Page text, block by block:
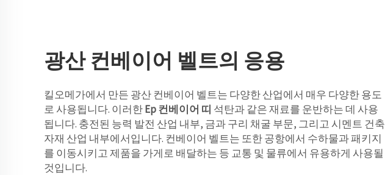
광산 컨베이어 벨트의 응용
킬오메가에서 만든 광산 컨베이어 벨트는 다양한 산업에서 매우 다양한 용도
로 사용됩니다. 이러한Ep 컨베이어 띠 석탄과 같은 재료를 운반하는 데 사용
됩니다. 충전된 능력 발전 산업 내부, 금과 구리 채굴 부문, 그리고 시멘트 건축
자재 산업 내부에서입니다. 컨베이어 벨트는 또한 공항에서 수하물과 패키지
를 이동시키고 제품을 가게로 배달하는 등 교통 및 물류에서 유용하게 사용될
것입니다.